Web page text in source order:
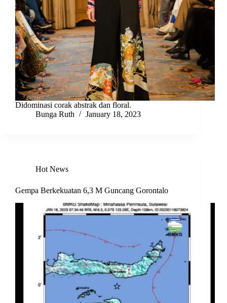
Didominasi corak abstrak dan floral.
Bunga Ruth
January 18, 2023
Hot News
Gempa Berkekuatan 6,3 M Guncang Gorontalo